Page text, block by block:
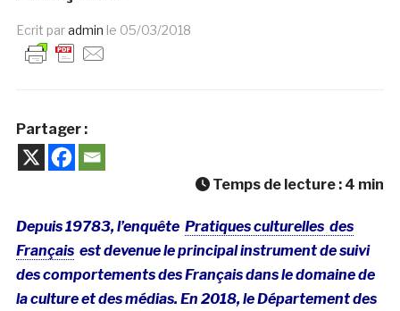
Ecrit paradmin le 05/03/2018
Partager :
Temps de lecture : 4 min
Depuis 19783, l’enquête Pratiques culturelles des
Françaisest devenue le principal instrument de suivi
des comportements des Français dans le domaine de
la culture et des médias. En 2018, le Département des